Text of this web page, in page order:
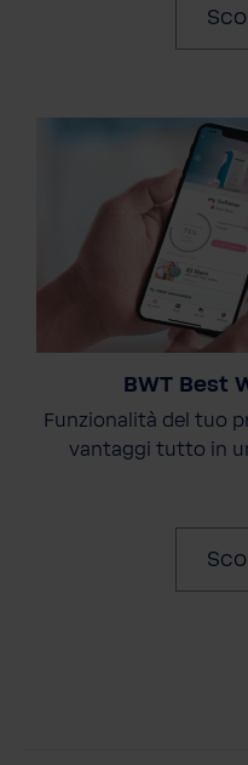
BWT Best
Funzionalità del tuo
vantaggi tutto in